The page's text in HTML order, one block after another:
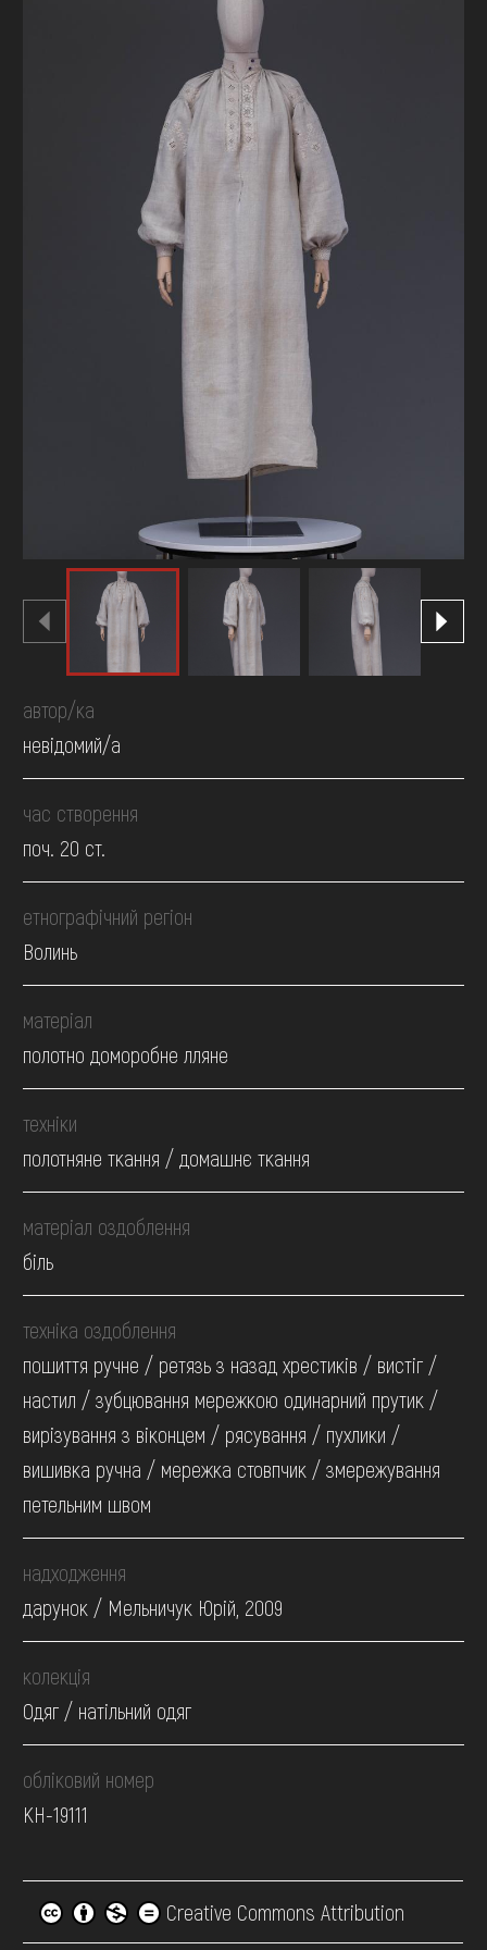
автор/ка
невідомий/а
час створення
поч. 20 ст.
етнографічний регіон
Волинь
матеріал
полотно доморобне лляне
техніки
полотняне ткання / домашнє ткання
матеріал оздоблення
біль
техніка оздоблення
пошиття ручне / ретязь з назад хрестиків / вистіг /
настил / зубцювання мережкою одинарний прутик /
вирізування з віконцем / рясування / пухлики /
вишивка ручна / мережка стовпчик / змережування
петельним швом
надходження
дарунок / Мельничук Юрій, 2009
колекція
Одяг / натільний одяг
обліковий номер
КН-19111
Creative Commons Attribution